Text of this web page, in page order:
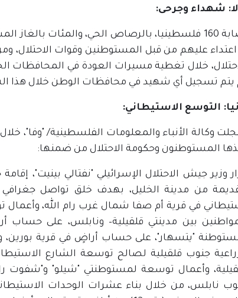
شهداء وجرحى:
خلال تغطية مسيرات العودة في المحافظات
يتم تسجيل أي شهيد في محافظات الوطن خلال هذا
التوسع الاستيطاني:
المستوطنون وحكومة الاحتلال من ضمنها:
وزير جيش الاحتلال الإسرائيلي "نفتالي بينيت"،
من مدينة الخليل، بهدف خلق تواصل جغرافي
في قرية أم صفا شمال غرب رام الله،
بين مدينتي قلقيلية– ونابلس، على
"يتسهار"، على حساب أراضٍ في قرية
وأعمال توسعة لمستوطنتي "شيلو" و"شفوت